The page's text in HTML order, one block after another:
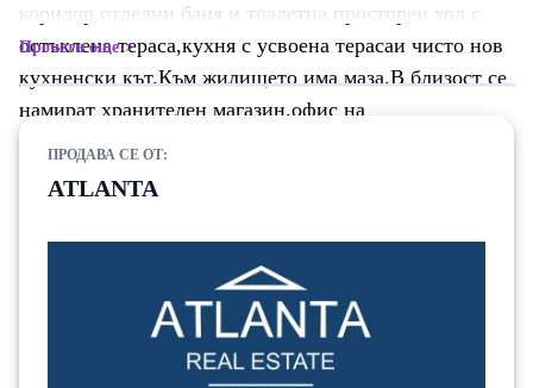
коридор,отделни баня и тоалетна,просторен хол с
остъклена тераса,кухня с усвоена терасаи чисто нов
кухненски кът.Към жилището има маза.В близост се
намират хранителен магазин,офис на
Прочети още
ПРОДАВА СЕ ОТ:
ATLANTA